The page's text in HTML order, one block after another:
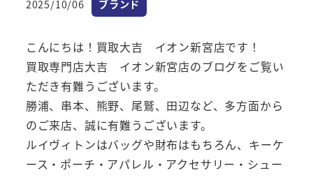
投稿日
2025/10/06 カテゴリー
ブランド
こんにちは！買取大吉 イオン新宮店です！
買取専門店大吉 イオン新宮店のブログをご覧い
ただき有難うございます。
勝浦、串本、熊野、尾鷲、田辺など、多方面から
のご来店、誠に有難うございます。
ルイヴィトンはバッグや財布はもちろん、キーケ
ース・ポーチ・アパレル・アクセサリー・シュー